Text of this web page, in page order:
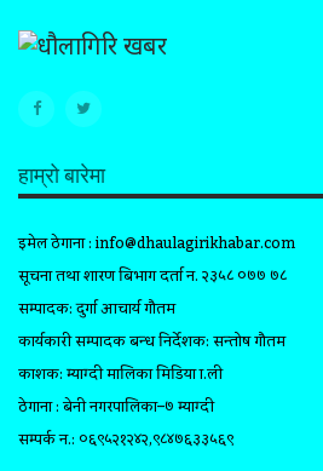
हाम्रो बारेमा
इमेल ठेगाना :info@dhaulagirikhabar.com
सूचना तथा प्रशारण बिभाग दर्ता न. २३५८ ०७७ ७८
सम्पादक: दुर्गा आचार्य गौतम
कार्यकारी सम्पादक प्रबन्ध निर्देशक: सन्तोष गौतम
प्रकाशक: म्याग्दी मालिका मिडिया प्रा.ली
ठेगाना : बेनी नगरपालिका–७ म्याग्दी
सम्पर्क न.: ०६९५२१२४२,९८४७६३३५६९